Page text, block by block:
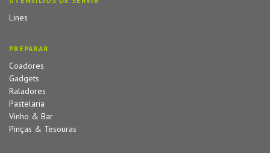
Lines
PREPARAR
Coadores
Gadgets
Raladores
Pastelaria
Vinho & Bar
Pinças & Tesouras